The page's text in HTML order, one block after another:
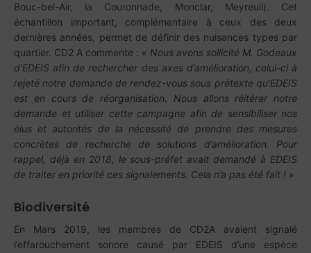
Bouc-bel-Air, la Couronnade, Monclar, Meyreuil). Cet
échantillon important, complémentaire à ceux des deux
dernières années, permet de définir des nuisances types par
quartier. CD2 A commente : « Nous avons sollicité M. Godeaux
d’EDEIS afin de rechercher des axes d’amélioration, celui-ci à
rejeté notre demande de rendez-vous sous prétexte qu’EDEIS
est en cours de réorganisation. Nous allons réitérer notre
demande et utiliser cette campagne afin de sensibiliser nos
élus et autorités de la nécessité de prendre des mesures
concrètes de recherche de solutions d’amélioration. Pour
rappel, déjà en 2018, le sous-préfet avait demandé à EDEIS
de traiter en priorité ces signalements. Cela n’a pas été fait ! »
Biodiversité
En Mars 2019, les membres de CD2A avaient signalé
l’effarouchement sonore causé par EDEIS d’une espèce